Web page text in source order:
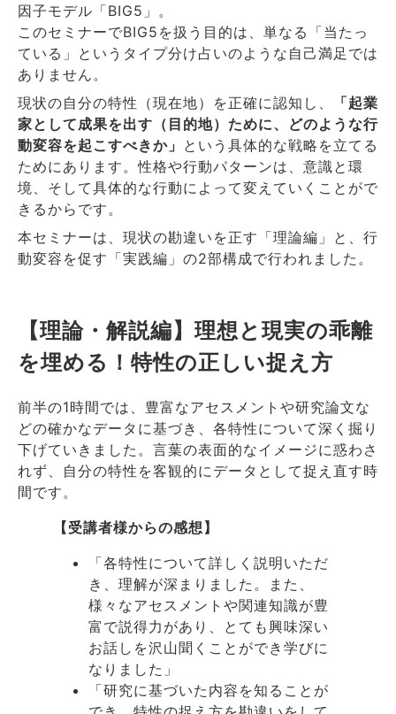
因子モデル「BIG5」。
このセミナーでBIG5を扱う目的は、単なる「当たっ
ている」というタイプ分け占いのような自己満足では
ありません。
現状の自分の特性（現在地）を正確に認知し、
「起業
家として成果を出す（目的地）ために、どのような行
動変容を起こすべきか」 という具体的な戦略を立てる
ためにあります。性格や行動パターンは、意識と環
境、そして具体的な行動によって変えていくことがで
きるからです。
本セミナーは、現状の勘違いを正す「理論編」と、行
動変容を促す「実践編」の2部構成で行われました。
【理論・解説編】理想と現実の乖離
を埋める！特性の正しい捉え方
前半の1時間では、豊富なアセスメントや研究論文な
どの確かなデータに基づき、各特性について深く掘り
下げていきました。言葉の表面的なイメージに惑わさ
れず、自分の特性を客観的にデータとして捉え直す時
間です。
【受講者様からの感想】
「各特性について詳しく説明いただ
き、理解が深まりました。また、
様々なアセスメントや関連知識が豊
富で説得力があり、とても興味深い
お話しを沢山聞くことができ学びに
なりました」
「研究に基づいた内容を知ることが